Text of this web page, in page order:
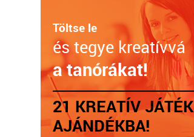
Töltse le
és tegye kreatívvá
a tanórákat!
21 KREATÍV JÁTÉK
AJÁNDÉKBA!